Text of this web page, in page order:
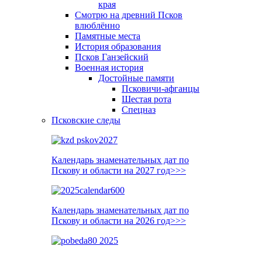
края
Смотрю на древний Псков
влюблённо
Памятные места
История образования
Псков Ганзейский
Военная история
Достойные памяти
Псковичи-афганцы
Шестая рота
Спецназ
Псковские следы
Календарь знаменательных дат по
Пскову и области на 2027 год>>>
Календарь знаменательных дат по
Пскову и области на 2026 год>>>